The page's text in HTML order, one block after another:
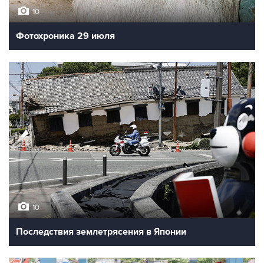
10
Фотохроника 29 июля
10
Последствия землетрясения в Японии